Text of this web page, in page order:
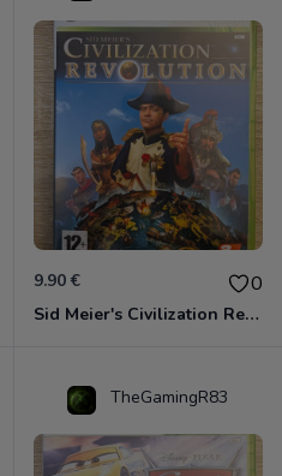
9.90 € 0
Sid Meier's Civilization Revolution Xbox 360
TheGamingR83